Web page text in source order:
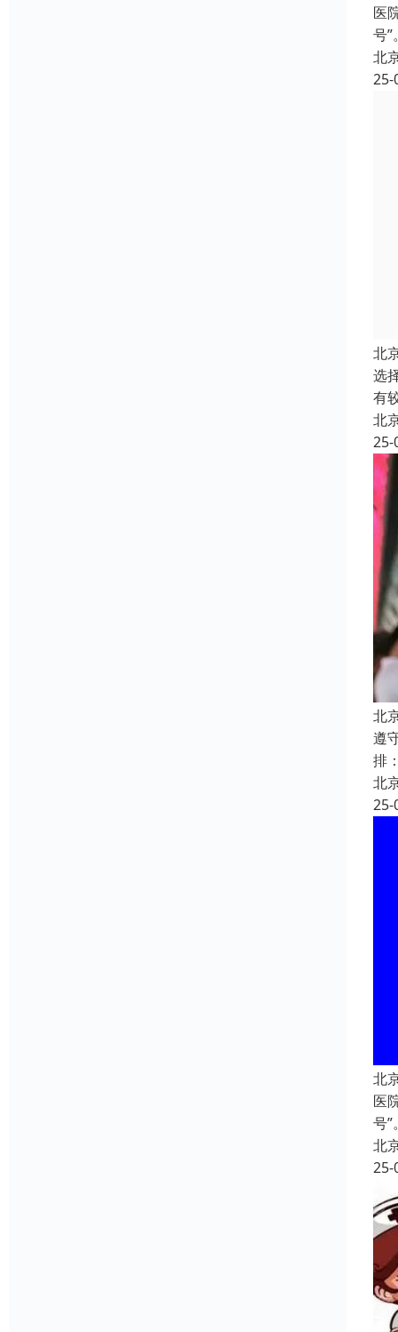
医
号
北
25-
北
选
有
北
25-
北
遵
排
北
25-
北
医
号
北
25-